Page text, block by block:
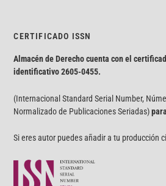
CERTIFICADO ISSN
Almacén de Derecho cuenta con el
identificativo2605-0455.
(Internacional Standard Serial Number,
Normalizado de Publicaciones Seriadas)
Si eres autor puedes añadir a tu producción